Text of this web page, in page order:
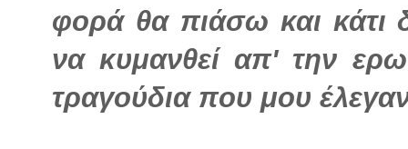
φορά θα πιάσω και κάτι
να κυμανθεί απ' την
τραγούδια που μου